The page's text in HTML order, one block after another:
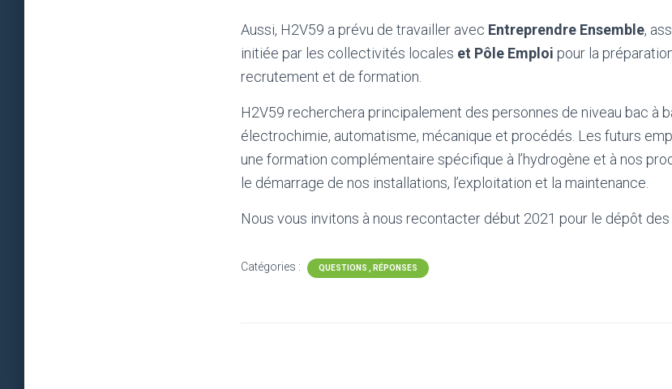
Aussi, H2V59 a prévu de travailler avec Entreprendre Ensemble,
initiée par les collectivités locales et Pôle Emploi pour la
recrutement et de formation.
H2V59 recherchera principalement des personnes de niveau bac à
électrochimie, automatisme, mécanique et procédés. Les futurs
une formation complémentaire spécifique à l’hydrogène et à nos
le démarrage de nos installations, l’exploitation et la maintenance.
Nous vous invitons à nous recontacter début 2021 pour le dépôt des
Catégories : QUESTIONS , RÉPONSES